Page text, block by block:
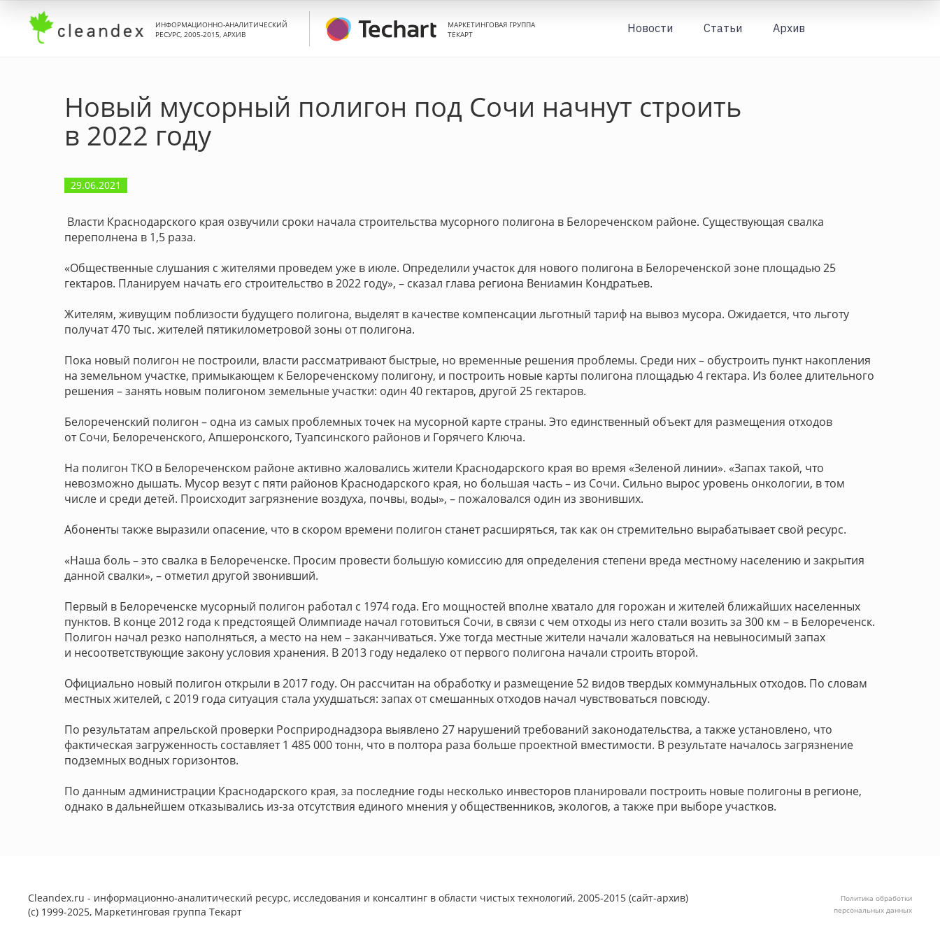
ИНФОРМАЦИОННО-АНАЛИТИЧЕСКИЙ
РЕСУРС, 2005-2015, АРХИВ
МАРКЕТИНГОВАЯ ГРУППА
ТЕКАРТ
Новости Статьи Архив
Новый мусорный полигон под Сочи начнут строить
в 2022 году
29.06.2021
Власти Краснодарского края озвучили сроки начала строительства мусорного полигона в Белореченском районе. Существующая свалка
переполнена в 1,5 раза.
«Общественные слушания с жителями проведем уже в июле. Определили участок для нового полигона в Белореченской зоне площадью 25
гектаров. Планируем начать его строительство в 2022 году», – сказал глава региона Вениамин Кондратьев.
Жителям, живущим поблизости будущего полигона, выделят в качестве компенсации льготный тариф на вывоз мусора. Ожидается, что льготу
получат 470 тыс. жителей пятикилометровой зоны от полигона.
Пока новый полигон не построили, власти рассматривают быстрые, но временные решения проблемы. Среди них – обустроить пункт накопления
на земельном участке, примыкающем к Белореченскому полигону, и построить новые карты полигона площадью 4 гектара. Из более длительного
решения – занять новым полигоном земельные участки: один 40 гектаров, другой 25 гектаров.
Белореченский полигон – одна из самых проблемных точек на мусорной карте страны. Это единственный объект для размещения отходов
от Сочи, Белореченского, Апшеронского, Туапсинского районов и Горячего Ключа.
На полигон ТКО в Белореченском районе активно жаловались жители Краснодарского края во время «Зеленой линии». «Запах такой, что
невозможно дышать. Мусор везут с пяти районов Краснодарского края, но большая часть – из Сочи. Сильно вырос уровень онкологии, в том
числе и среди детей. Происходит загрязнение воздуха, почвы, воды», – пожаловался один из звонивших.
Абоненты также выразили опасение, что в скором времени полигон станет расширяться, так как он стремительно вырабатывает свой ресурс.
«Наша боль – это свалка в Белореченске. Просим провести большую комиссию для определения степени вреда местному населению и закрытия
данной свалки», – отметил другой звонивший.
Первый в Белореченске мусорный полигон работал с 1974 года. Его мощностей вполне хватало для горожан и жителей ближайших населенных
пунктов. В конце 2012 года к предстоящей Олимпиаде начал готовиться Сочи, в связи с чем отходы из него стали возить за 300 км – в Белореченск.
Полигон начал резко наполняться, а место на нем – заканчиваться. Уже тогда местные жители начали жаловаться на невыносимый запах
и несоответствующие закону условия хранения. В 2013 году недалеко от первого полигона начали строить второй.
Официально новый полигон открыли в 2017 году. Он рассчитан на обработку и размещение 52 видов твердых коммунальных отходов. По словам
местных жителей, с 2019 года ситуация стала ухудшаться: запах от смешанных отходов начал чувствоваться повсюду.
По результатам апрельской проверки Росприроднадзора выявлено 27 нарушений требований законодательства, а также установлено, что
фактическая загруженность составляет 1 485 000 тонн, что в полтора раза больше проектной вместимости. В результате началось загрязнение
подземных водных горизонтов.
По данным администрации Краснодарского края, за последние годы несколько инвесторов планировали построить новые полигоны в регионе,
однако в дальнейшем отказывались из-за отсутствия единого мнения у общественников, экологов, а также при выборе участков.
Cleandex.ru - информационно-аналитический ресурс, исследования и консалтинг в области чистых технологий, 2005-2015 (сайт-архив)
(с) 1999-2025, Маркетинговая группа Текарт
Политика обработки
персональных данных